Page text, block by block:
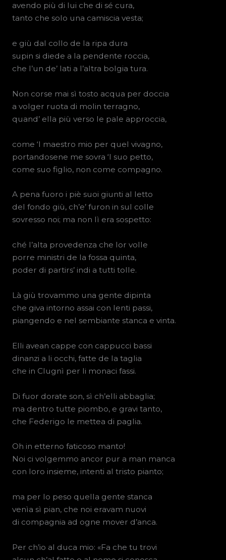
avendo più di lui che di sé cura,
tanto che solo una camiscia vesta;
e giù dal collo de la ripa dura
supin si diede a la pendente roccia,
che l’un de’ lati a l’altra bolgia tura.
Non corse mai sì tosto acqua per doccia
a volger ruota di molin terragno,
quand’ ella più verso le pale approccia,
come ‘l maestro mio per quel vivagno,
portandosene me sovra ‘l suo petto,
come suo figlio, non come compagno.
A pena fuoro i piè suoi giunti al letto
del fondo giù, ch’e’ furon in sul colle
sovresso noi; ma non lì era sospetto:
ché l’alta provedenza che lor volle
porre ministri de la fossa quinta,
poder di partirs’ indi a tutti tolle.
Là giù trovammo una gente dipinta
che giva intorno assai con lenti passi,
piangendo e nel sembiante stanca e vinta.
Elli avean cappe con cappucci bassi
dinanzi a li occhi, fatte de la taglia
che in Clugnì per li monaci fassi.
Di fuor dorate son, sì ch’elli abbaglia;
ma dentro tutte piombo, e gravi tanto,
che Federigo le mettea di paglia.
Oh in etterno faticoso manto!
Noi ci volgemmo ancor pur a man manca
con loro insieme, intenti al tristo pianto;
ma per lo peso quella gente stanca
venìa sì pian, che noi eravam nuovi
di compagnia ad ogne mover d’anca.
Per ch’io al duca mio: «Fa che tu trovi